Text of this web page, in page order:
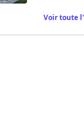
Voir toute